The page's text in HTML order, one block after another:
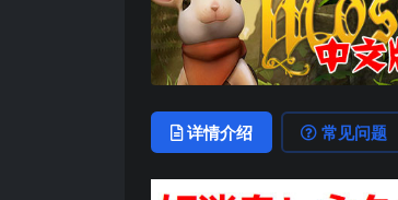
详情介绍 常见问题